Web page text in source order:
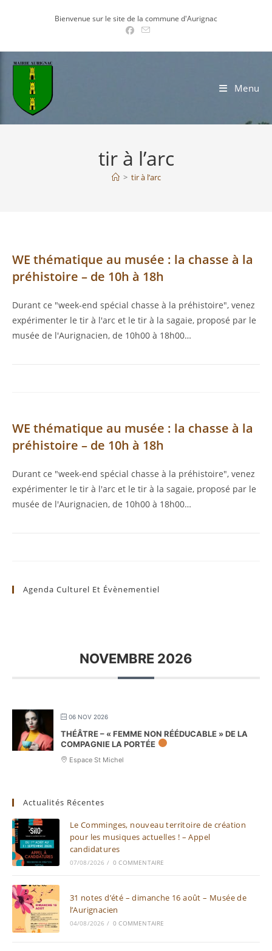
Bienvenue sur le site de la commune d'Aurignac
Menu
tir à l’arc
> tir à l’arc
WE thématique au musée : la chasse à la
préhistoire – de 10h à 18h
Durant ce "week-end spécial chasse à la préhistoire", venez
expérimenter le tir à l'arc et le tir à la sagaie, proposé par le
musée de l'Aurignacien, de 10h00 à 18h00…
WE thématique au musée : la chasse à la
préhistoire – de 10h à 18h
Durant ce "week-end spécial chasse à la préhistoire", venez
expérimenter le tir à l'arc et le tir à la sagaie, proposé par le
musée de l'Aurignacien, de 10h00 à 18h00…
Agenda Culturel Et Évènementiel
NOVEMBRE 2026
06 NOV 2026
THÉÂTRE – « FEMME NON RÉÉDUCABLE » DE LA
COMPAGNIE LA PORTÉE
Espace St Michel
Actualités Récentes
Le Comminges, nouveau territoire de création
pour les musiques actuelles ! – Appel
candidatures
07/08/2026 / 0 COMMENTAIRE
31 notes d’été – dimanche 16 août – Musée de
l’Aurignacien
04/08/2026 / 0 COMMENTAIRE